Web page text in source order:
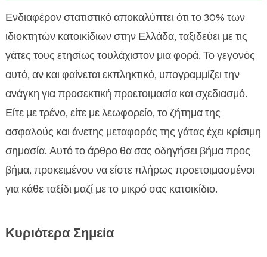
 Εισαγωγή: Γιατί να ταξιδέψουμε με τη γάτα μας
 Επιλογή κατάλληλου μεταφορικού μέσου για τη
γάτα μας
 Ταξίδι γάτας με τρένο: Τι πρέπει να γνωρίζουμε
Ταξίδι γάτας με λεωφορείο: Συμβουλές και
οδηγίες
Σημαντικοί κανόνες υγιεινής
Τι να πάρετε μαζί σας για ένα άνετο ταξίδι
Πώς να διαχειριστείτε το άγχος της γάτας κατά
το ταξίδι
 Διατροφή κατά τη διάρκεια του ταξιδιού
 Πρώτες βοήθειες για αιφνίδιες ανάγκες
Ενδιαφέρον στατιστικό αποκαλύπτει ότι το 30% των
ιδιοκτητών κατοικίδιων στην Ελλάδα, ταξιδεύει με τις
γάτες τους ετησίως τουλάχιστον μια φορά. Το γεγονός
αυτό, αν και φαίνεται εκπληκτικό, υπογραμμίζει την
ανάγκη για προσεκτική προετοιμασία και σχεδιασμό.
Είτε με τρένο, είτε με λεωφορείο, το ζήτημα της
ασφαλούς και άνετης μεταφοράς της γάτας έχει κρίσιμη
σημασία. Αυτό το άρθρο θα σας οδηγήσει βήμα προς
βήμα, προκειμένου να είστε πλήρως προετοιμασμένοι
για κάθε ταξίδι μαζί με το μικρό σας κατοικίδιο.
Κυριότερα Σημεία